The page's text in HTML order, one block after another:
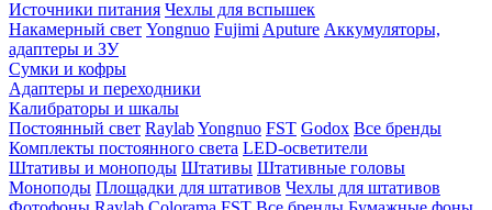
Источники питания Чехлы для вспышек
Накамерный свет Yongnuo Fujimi Aputure Аккумуляторы,
адаптеры и ЗУ
Сумки и кофры
Адаптеры и переходники
Калибраторы и шкалы
Постоянный свет RaylabYongnuo FST Godox Все бренды
Комплекты постоянного света LED-осветители
Штативы и моноподы Штативы Штативные головы
Моноподы Площадки для штативов Чехлы для штативов